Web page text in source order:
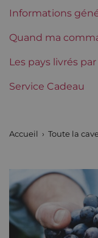
Informations
Quand ma
Les pays livrés
Service Cadeau
Accueil Toute la